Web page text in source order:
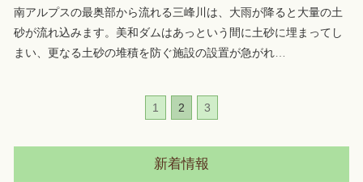
南アルプスの最奥部から流れる三峰川は、大雨が降ると大量の土
砂が流れ込みます。美和ダムはあっという間に土砂に埋まってし
まい、更なる土砂の堆積を防ぐ施設の設置が急がれ…
1 2 3
新着情報